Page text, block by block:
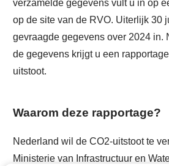
verzamelde gegevens vult u in op
op de site van de RVO. Uiterlijk 30
gevraagde gegevens over 2024 in.
de gegevens krijgt u een
uitstoot.
Waarom deze rapportage?
Nederland wil de CO2-uitstoot te
Ministerie van Infrastructuur en